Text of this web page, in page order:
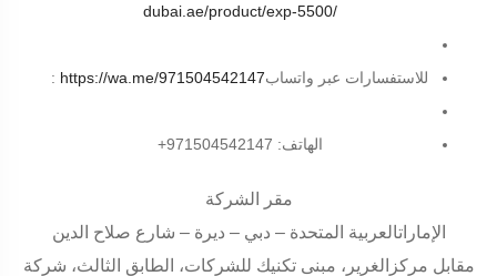
dubai.ae/product/exp-5500/
للاستفسارات عبر واتساب : https://wa.me/971504542147
الهاتف: 971504542147+
مقر الشركة
الإماراتالعربية المتحدة – دبي – ديرة – شارع صلاح الدين
مقابل مركزالغرير، مبنى تكنيك للشركات، الطابق الثالث، شركة